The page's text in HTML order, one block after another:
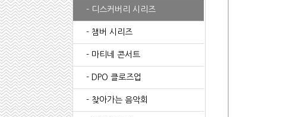
- 디스커버리 시리즈
- 챔버 시리즈
- 마티네 콘서트
- DPO 클로즈업
- 찾아가는 음악회